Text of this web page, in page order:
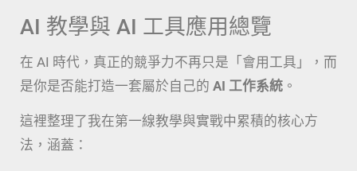
AI 教學與 AI 工具應用總覽
在 AI 時代，真正的競爭力不再只是「會用工具」，而
是你是否能打造一套屬於自己的 AI 工作系統 。
這裡整理了我在第一線教學與實戰中累積的核心方
法，涵蓋：